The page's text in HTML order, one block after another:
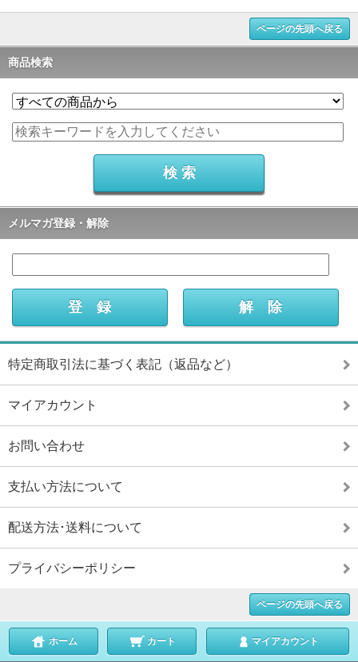
ページの先頭へ戻る
商品検索
メルマガ登録・解除
特定商取引法に基づく表記（返品など）
マイアカウント
お問い合わせ
支払い方法について
配送方法･送料について
プライバシーポリシー
ページの先頭へ戻る
ホーム カート マイアカウント